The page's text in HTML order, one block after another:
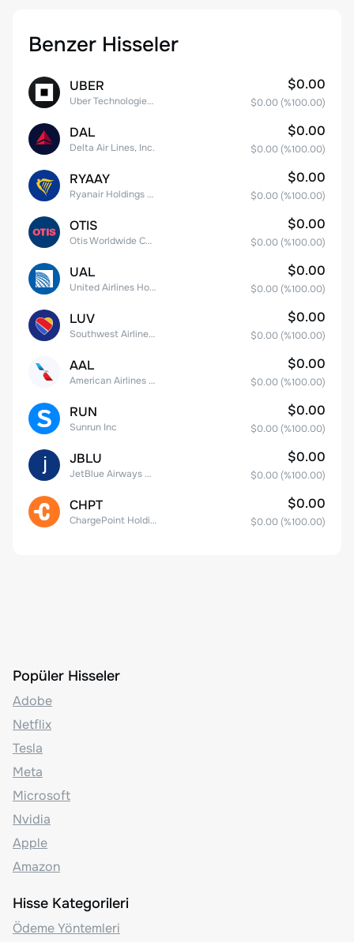
Benzer Hisseler
UBER
Uber Technologies, Inc.
$0.00
$0.00 (%100.00)
DAL
Delta Air Lines, Inc.
$0.00
$0.00 (%100.00)
RYAAY
Ryanair Holdings plc American Depositary Shares
$0.00
$0.00 (%100.00)
OTIS
Otis Worldwide Corporation
$0.00
$0.00 (%100.00)
UAL
United Airlines Holdings, Inc. Common Stock
$0.00
$0.00 (%100.00)
LUV
Southwest Airlines Co.
$0.00
$0.00 (%100.00)
AAL
American Airlines Group Inc.
$0.00
$0.00 (%100.00)
RUN
Sunrun Inc
$0.00
$0.00 (%100.00)
JBLU
JetBlue Airways Corp
$0.00
$0.00 (%100.00)
CHPT
ChargePoint Holdings, Inc.
$0.00
$0.00 (%100.00)
Popüler Hisseler
Adobe
Netflix
Tesla
Meta
Microsoft
Nvidia
Apple
Amazon
Hisse Kategorileri
Ödeme Yöntemleri